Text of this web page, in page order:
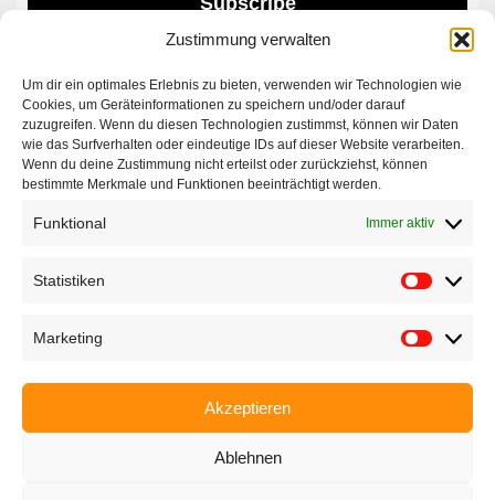
Zustimmung verwalten
Um dir ein optimales Erlebnis zu bieten, verwenden wir Technologien wie
Cookies, um Geräteinformationen zu speichern und/oder darauf
zuzugreifen. Wenn du diesen Technologien zustimmst, können wir Daten
wie das Surfverhalten oder eindeutige IDs auf dieser Website verarbeiten.
Wenn du deine Zustimmung nicht erteilst oder zurückziehst, können
bestimmte Merkmale und Funktionen beeinträchtigt werden.
Funktional Immer aktiv
Statistiken
Marketing
Akzeptieren
Ablehnen
Contact|Support
Ettlinger Straße 59, 76137 Karlsruhe, Germany
+49 721 668004230
Startseite
Unternehmen